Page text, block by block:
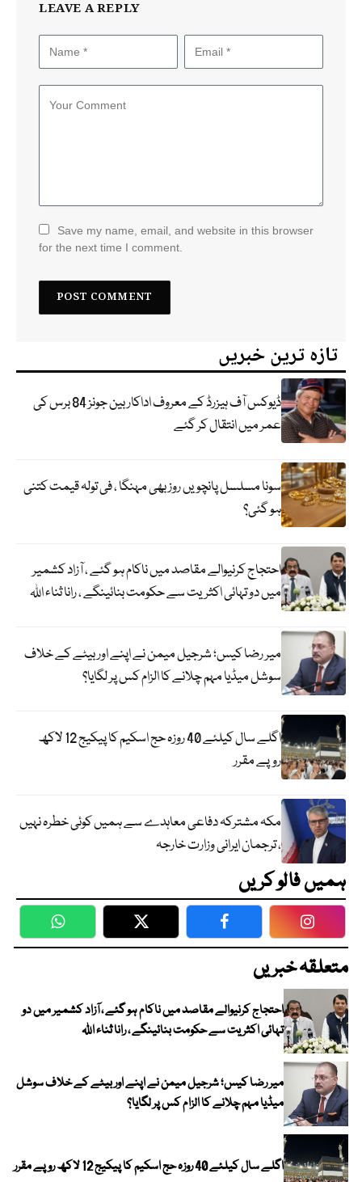
LEAVE A REPLY
Save my name, email, and website in this browser
for the next time I comment.
تازہ ترین خبریں
ڈیوکس آف ہیزرڈ کے معروف اداکار بین جونز 84 برس کی
عمر میں انتقال کر گئے
سونا مسلسل پانچویں روز بھی مہنگا ، فی تولہ قیمت کتنی
ہو گئی؟
احتجاج کرنیوالے مقاصد میں ناکام ہو گئے ، آزاد کشمیر
میں دو تہائی اکثریت سے حکومت بنائینگے ، رانا ثناء اللہ
میر رضا کیس؛ شرجیل میمن نے اپنے اور بیٹے کے خلاف
سوشل میڈیا مہم چلانے کا الزام کس پر لگایا؟
اگلے سال کیلئے 40 روزہ حج اسکیم کا پیکیج 12 لاکھ
روپے مقرر
مکہ مشترکہ دفاعی معاہدے سے ہمیں کوئی خطرہ نہیں
، ترجمان ایرانی وزارت خارجہ
ہمیں فالو کریں
WhatsApp Twitter Facebook
متعلقہ خبریں
احتجاج کرنیوالے مقاصد میں ناکام ہو گئے ، آزاد کشمیر میں دو
تہائی اکثریت سے حکومت بنائینگے ، رانا ثناء اللہ
میر رضا کیس؛ شرجیل میمن نے اپنے اور بیٹے کے خلاف سوشل
میڈیا مہم چلانے کا الزام کس پر لگایا؟
اگلے سال کیلئے 40 روزہ حج اسکیم کا پیکیج 12 لاکھ روپے مقرر